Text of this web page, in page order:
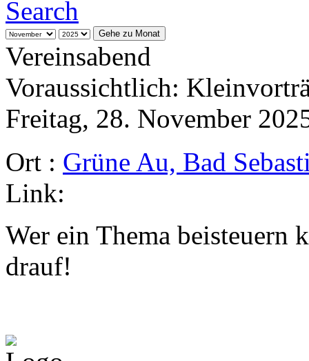
Gehe zu Monat
Vereinsabend
Voraussichtlich:
Freitag, 28. November
Ort : Grüne Au, Bad
Link:
Wer ein Thema beisteuern
drauf!